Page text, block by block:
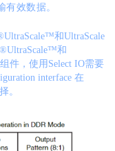
效数据。
和UltraScale
和
件，使用Select IO需要
interface 在
。